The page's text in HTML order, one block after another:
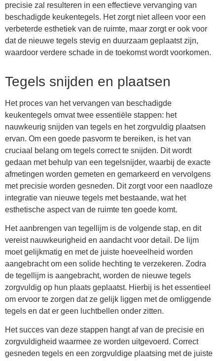
precisie zal resulteren in een effectieve vervanging van
beschadigde keukentegels. Het zorgt niet alleen voor een
verbeterde esthetiek van de ruimte, maar zorgt er ook voor
dat de nieuwe tegels stevig en duurzaam geplaatst zijn,
waardoor verdere schade in de toekomst wordt voorkomen.
Tegels snijden en plaatsen
Het proces van het vervangen van beschadigde
keukentegels omvat twee essentiële stappen: het
nauwkeurig snijden van tegels en het zorgvuldig plaatsen
ervan. Om een goede pasvorm te bereiken, is het van
cruciaal belang om tegels correct te snijden. Dit wordt
gedaan met behulp van een tegelsnijder, waarbij de exacte
afmetingen worden gemeten en gemarkeerd en vervolgens
met precisie worden gesneden. Dit zorgt voor een naadloze
integratie van nieuwe tegels met bestaande, wat het
esthetische aspect van de ruimte ten goede komt.
Het aanbrengen van tegellijm is de volgende stap, en dit
vereist nauwkeurigheid en aandacht voor detail. De lijm
moet gelijkmatig en met de juiste hoeveelheid worden
aangebracht om een solide hechting te verzekeren. Zodra
de tegellijm is aangebracht, worden de nieuwe tegels
zorgvuldig op hun plaats geplaatst. Hierbij is het essentieel
om ervoor te zorgen dat ze gelijk liggen met de omliggende
tegels en dat er geen luchtbellen onder zitten.
Het succes van deze stappen hangt af van de precisie en
zorgvuldigheid waarmee ze worden uitgevoerd. Correct
gesneden tegels en een zorgvuldige plaatsing met de juiste